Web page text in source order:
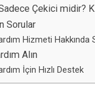
Çekici midir?
Sorular
Hizmeti Hakkında
Alın
İçin Hızlı Destek